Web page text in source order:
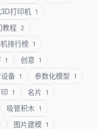
打印机 1
教程 2
排行榜 1
1 创意 1
备 1 参数化模型 1
1 名片 1
吸管积木 1
图片建模 1